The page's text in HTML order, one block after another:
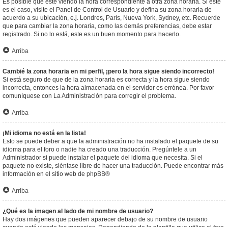
Es posible que esté viendo la hora correspondiente a otra zona horaria. Si este
es el caso, visite el Panel de Control de Usuario y defina su zona horaria de
acuerdo a su ubicación, e.j. Londres, París, Nueva York, Sydney, etc. Recuerde
que para cambiar la zona horaria, como las demás preferencias, debe estar
registrado. Si no lo está, este es un buen momento para hacerlo.
Arriba
Cambié la zona horaria en mi perfil, ¡pero la hora sigue siendo incorrecto!
Si está seguro de que de la zona horaria es correcta y la hora sigue siendo
incorrecta, entonces la hora almacenada en el servidor es errónea. Por favor
comuníquese con La Administración para corregir el problema.
Arriba
¡Mi idioma no está en la lista!
Esto se puede deber a que la administración no ha instalado el paquete de su
idioma para el foro o nadie ha creado una traducción. Pregúntele a un
Administrador si puede instalar el paquete del idioma que necesita. Si el
paquete no existe, siéntase libre de hacer una traducción. Puede encontrar más
información en el sitio web de phpBB®
Arriba
¿Qué es la imagen al lado de mi nombre de usuario?
Hay dos imágenes que pueden aparecer debajo de su nombre de usuario